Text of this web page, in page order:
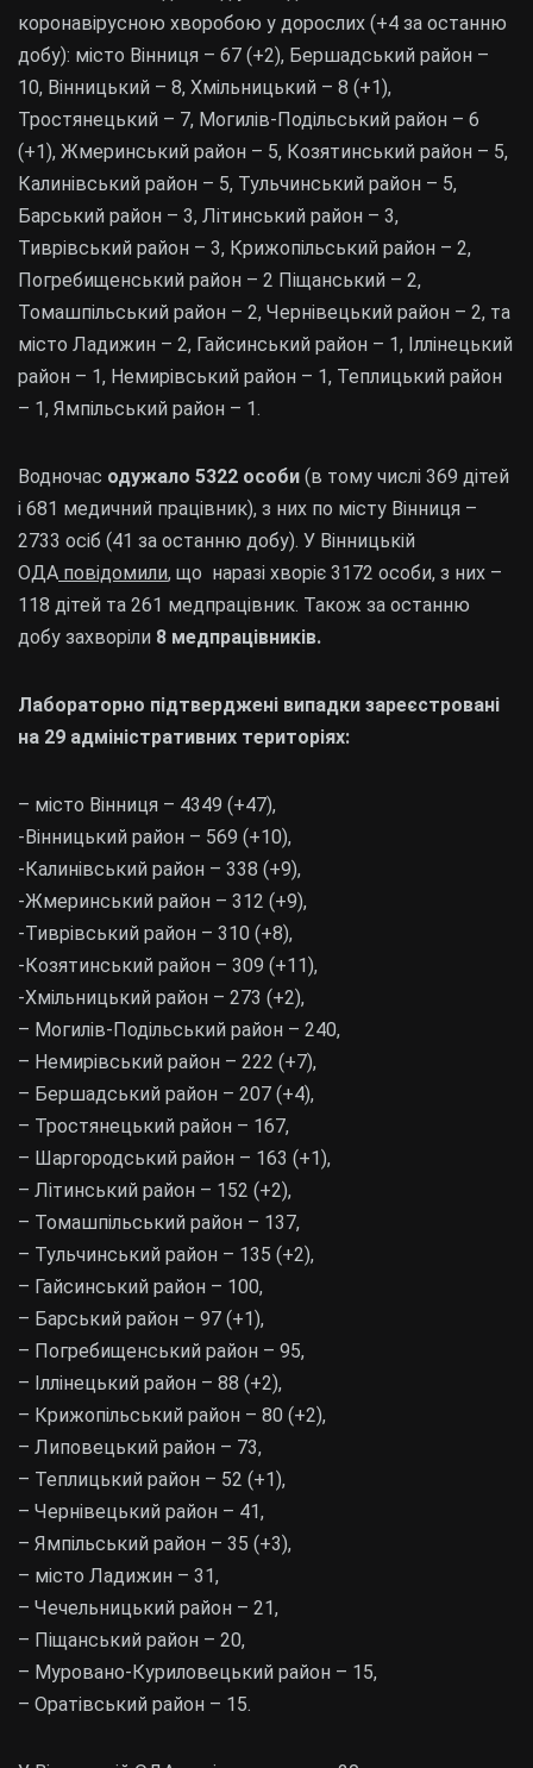
коронавірусною хворобою у дорослих (+4 за останню
добу): місто Вінниця – 67 (+2), Бершадський район –
10, Вінницький – 8, Хмільницький – 8 (+1),
Тростянецький – 7, Могилів-Подільський район – 6
(+1), Жмеринський район – 5, Козятинський район – 5,
Калинівський район – 5, Тульчинський район – 5,
Барський район – 3, Літинський район – 3,
Тиврівський район – 3, Крижопільський район – 2,
Погребищенський район – 2 Піщанський – 2,
Томашпільський район – 2, Чернівецький район – 2, та
місто Ладижин – 2, Гайсинський район – 1, Іллінецький
район – 1, Немирівський район – 1, Теплицький район
– 1, Ямпільський район – 1.
Водночас одужало 5322 особи (в тому числі 369 дітей
і 681 медичний працівник), з них по місту Вінниця –
2733 осіб (41 за останню добу). У Вінницькій
ОДА повідомили, що наразі хворіє 3172 особи, з них –
118 дітей та 261 медпрацівник. Також за останню
добу захворіли 8 медпрацівників.
Лабораторно підтверджені випадки зареєстровані
на 29 адміністративних територіях:
– місто Вінниця – 4349 (+47),
-Вінницький район – 569 (+10),
-Калинівський район – 338 (+9),
-Жмеринський район – 312 (+9),
-Тиврівський район – 310 (+8),
-Козятинський район – 309 (+11),
-Хмільницький район – 273 (+2),
– Могилів-Подільський район – 240,
– Немирівський район – 222 (+7),
– Бершадський район – 207 (+4),
– Тростянецький район – 167,
– Шаргородський район – 163 (+1),
– Літинський район – 152 (+2),
– Томашпільський район – 137,
– Тульчинський район – 135 (+2),
– Гайсинський район – 100,
– Барський район – 97 (+1),
– Погребищенський район – 95,
– Іллінецький район – 88 (+2),
– Крижопільський район – 80 (+2),
– Липовецький район – 73,
– Теплицький район – 52 (+1),
– Чернівецький район – 41,
– Ямпільський район – 35 (+3),
– місто Ладижин – 31,
– Чечельницький район – 21,
– Піщанський район – 20,
– Муровано-Куриловецький район – 15,
– Оратівський район – 15.